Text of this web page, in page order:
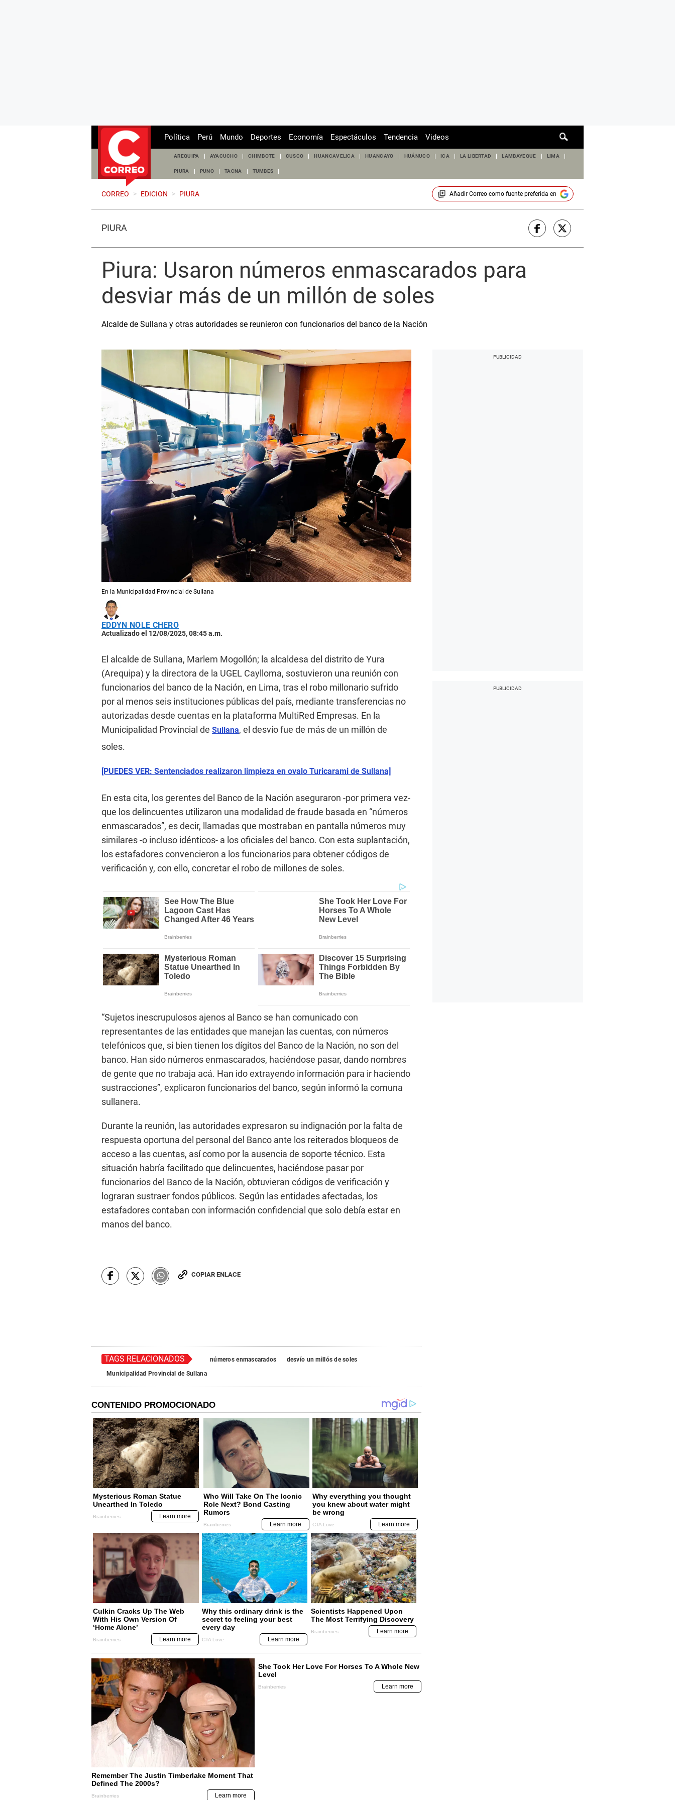
de
Política Perú Mundo Deportes Economía Espectáculos Tendencia Videos
AREQUIPA AYACUCHO CHIMBOTE CUSCO HUANCAVELICA HUANCAYO HUÁNUCO ICA LA LIBERTAD LAMBAYEQUE LIMA
PIURA PUNO TACNA TUMBES
CORREO > EDICION > PIURA Añadir Correocomo fuente preferida en
PIURA
Piura: Usaron números enmascarados para
desviar más de un millón de soles
Alcalde de Sullana y otras autoridades se reunieron con funcionarios del banco de la Nación
En la Municipalidad Provincial de Sullana
EDDYN NOLE CHERO
Actualizado el 12/08/2025, 08:45 a.m.
El alcalde de Sullana, Marlem Mogollón; la alcaldesa del distrito de Yura
(Arequipa) y la directora de la UGEL Caylloma, sostuvieron una reunión con
funcionarios del banco de la Nación, en Lima, tras el robo millonario sufrido
por al menos seis instituciones públicas del país, mediante transferencias no
autorizadas desde cuentas en la plataforma MultiRed Empresas. En la
Municipalidad Provincial de Sullana, el desvío fue de más de un millón de
soles.
[PUEDES VER: Sentenciados realizaron limpieza en ovalo Turicarami de Sullana]
En esta cita, los gerentes del Banco de la Nación aseguraron -por primera vez-
que los delincuentes utilizaron una modalidad de fraude basada en “números
enmascarados”, es decir, llamadas que mostraban en pantalla números muy
similares -o incluso idénticos- a los oficiales del banco. Con esta suplantación,
los estafadores convencieron a los funcionarios para obtener códigos de
verificación y, con ello, concretar el robo de millones de soles.
“Sujetos inescrupulosos ajenos al Banco se han comunicado con
representantes de las entidades que manejan las cuentas, con números
telefónicos que, si bien tienen los dígitos del Banco de la Nación, no son del
banco. Han sido números enmascarados, haciéndose pasar, dando nombres
de gente que no trabaja acá. Han ido extrayendo información para ir haciendo
sustracciones”, explicaron funcionarios del banco, según informó la comuna
sullanera.
Durante la reunión, las autoridades expresaron su indignación por la falta de
respuesta oportuna del personal del Banco ante los reiterados bloqueos de
acceso a las cuentas, así como por la ausencia de soporte técnico. Esta
situación habría facilitado que delincuentes, haciéndose pasar por
funcionarios del Banco de la Nación, obtuvieran códigos de verificación y
lograran sustraer fondos públicos. Según las entidades afectadas, los
estafadores contaban con información confidencial que solo debía estar en
manos del banco.
COPIAR ENLACE
TAGS RELACIONADOS números enmascarados
desvío un millós de soles
Municipalidad Provincial de Sullana